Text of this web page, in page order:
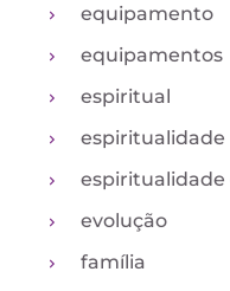
equipamento
equipamentos
espiritual
espiritualidade
evolução
família